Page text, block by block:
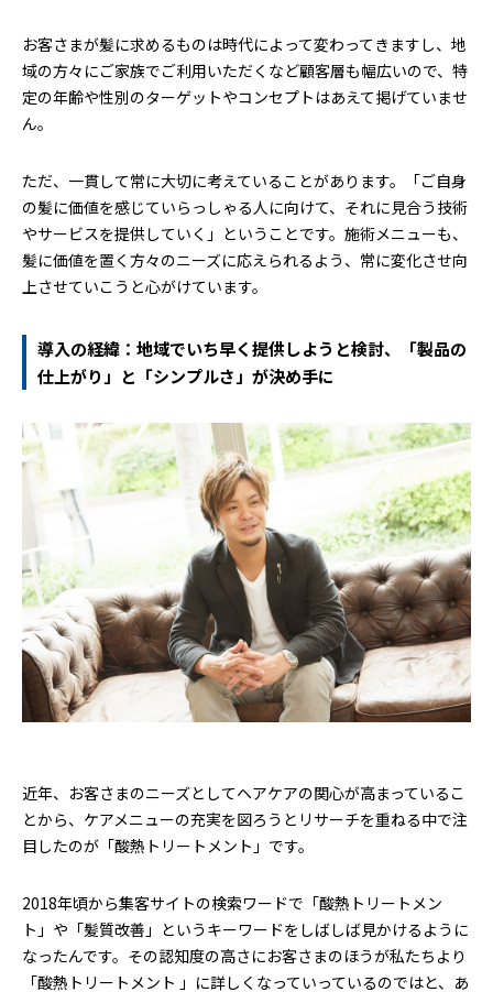
お客さまが髪に求めるものは時代によって変わってきますし、地
域の方々にご家族でご利用いただくなど顧客層も幅広いので、特
定の年齢や性別のターゲットやコンセプトはあえて掲げていませ
ん。
ただ、一貫して常に大切に考えていることがあります。「ご自身
の髪に価値を感じていらっしゃる人に向けて、それに見合う技術
やサービスを提供していく」ということです。施術メニューも、
髪に価値を置く方々のニーズに応えられるよう、常に変化させ向
上させていこうと心がけています。
導入の経緯：地域でいち早く提供しようと検討、「製品の
仕上がり」と「シンプルさ」が決め手に
近年、お客さまのニーズとしてヘアケアの関心が高まっているこ
とから、ケアメニューの充実を図ろうとリサーチを重ねる中で注
目したのが「酸熱トリートメント」です。
2018年頃から集客サイトの検索ワードで「酸熱トリートメン
ト」や「髪質改善」というキーワードをしばしば見かけるように
なったんです。その認知度の高さにお客さまのほうが私たちより
「酸熱トリートメント 」に詳しくなっていっているのではと、あ